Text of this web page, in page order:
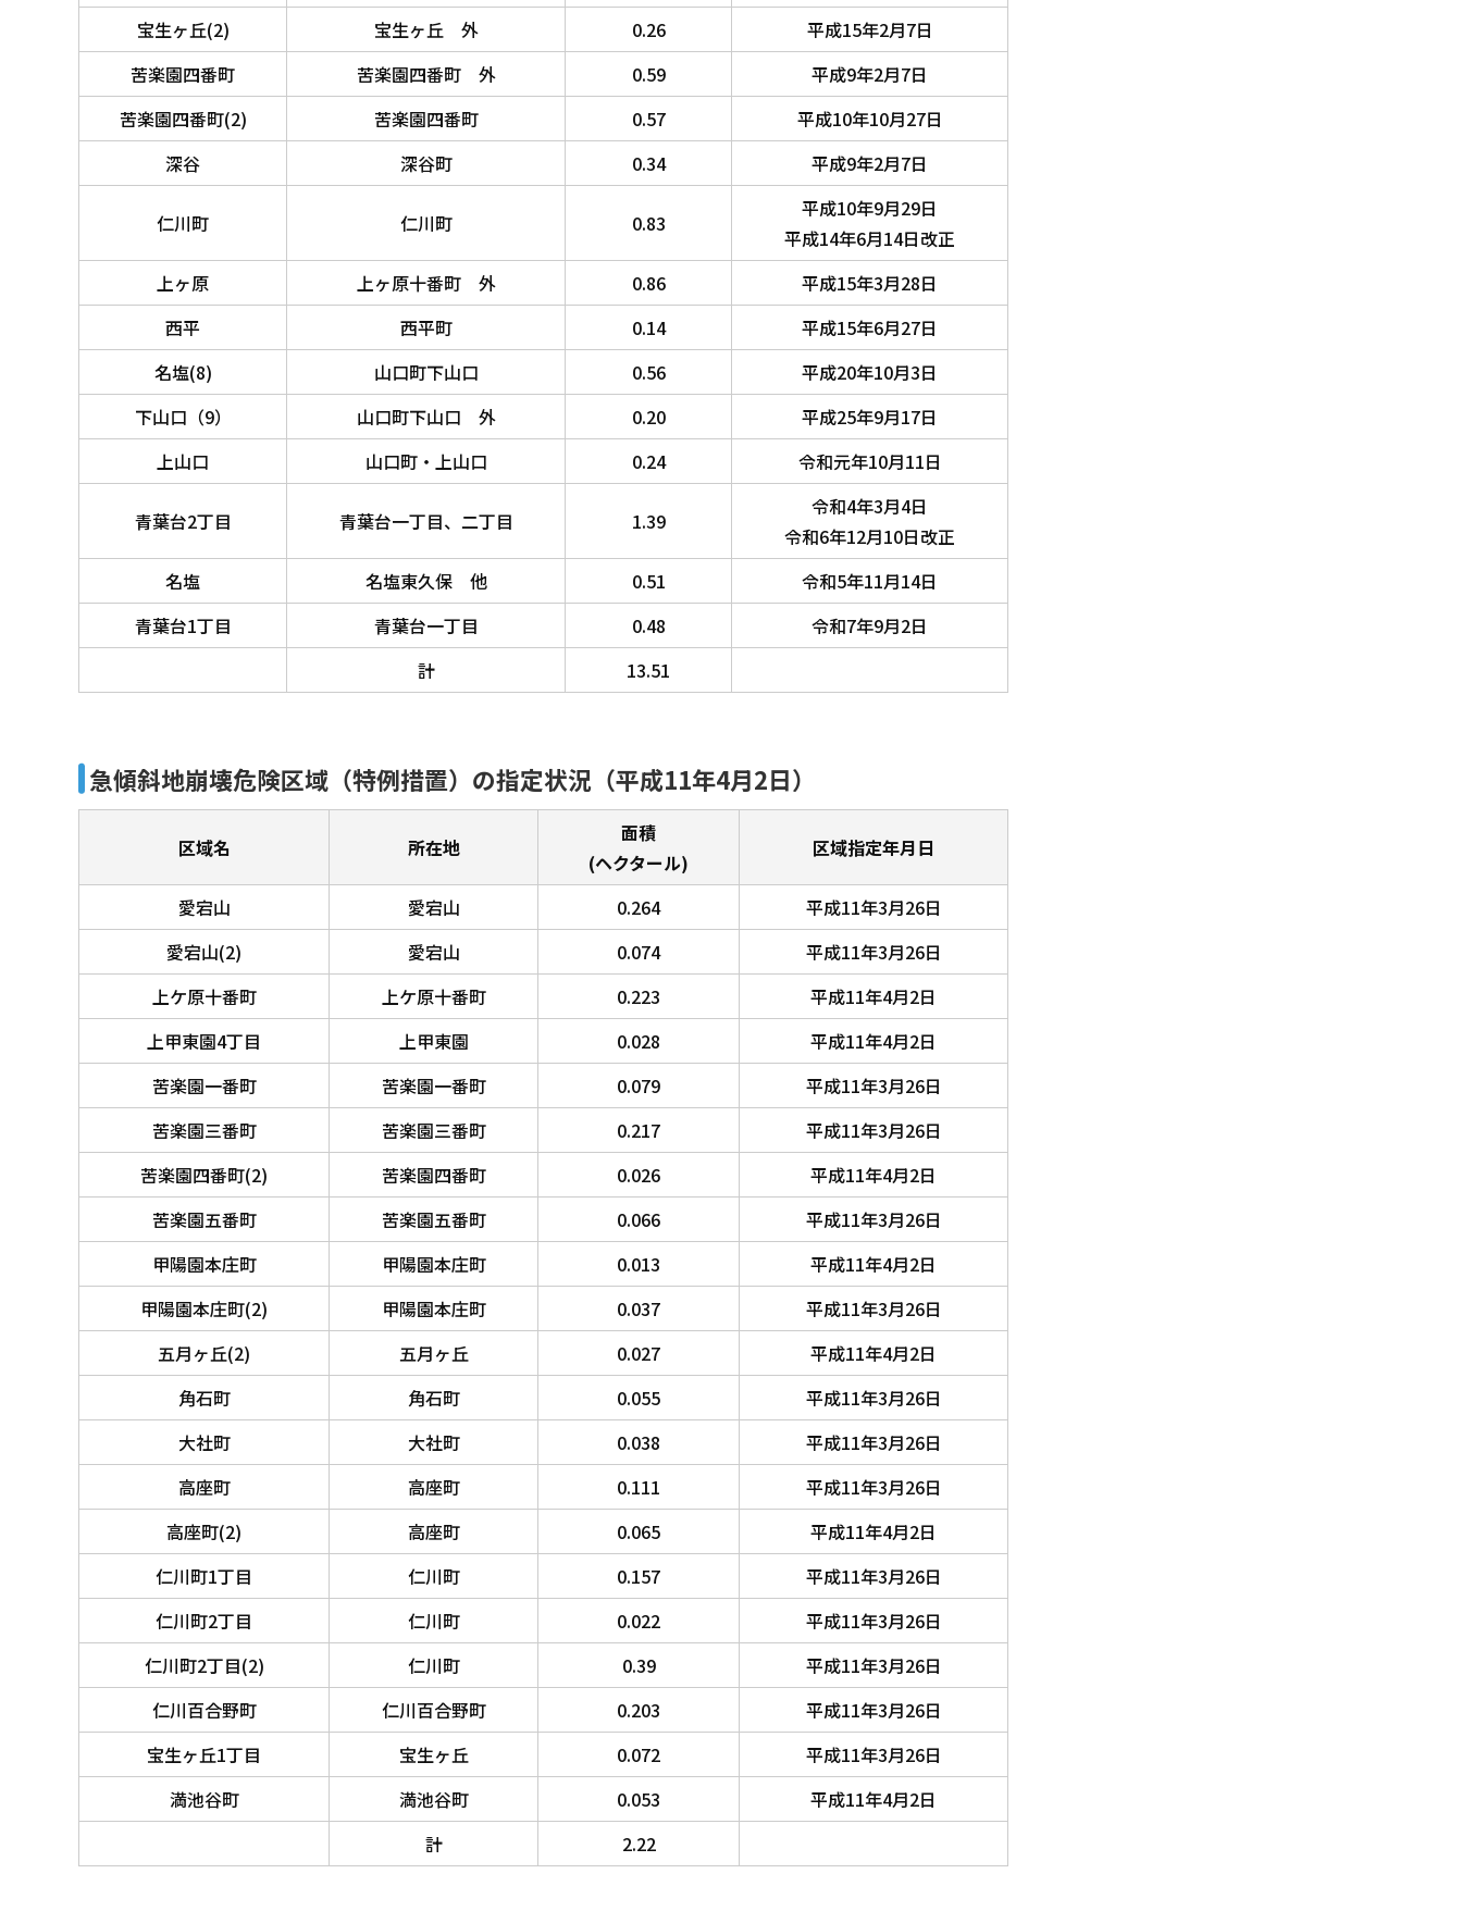
宝生ヶ丘(2)
宝生ヶ丘 外 0.26
平成15年2月7日
苦楽園四番町
苦楽園四番町 外 0.59
平成9年2月7日
苦楽園四番町(2)
苦楽園四番町 0.57
平成10年10月27日
深谷
深谷町 0.34 平成9年2月7日
仁川町 仁川町 0.83
平成10年9月29日
平成14年6月14日改正
上ヶ原
上ヶ原十番町 外 0.86
平成15年3月28日
西平
西平町 0.14
平成15年6月27日
名塩(8)
山口町下山口 0.56
平成20年10月3日
下山口（9）
山口町下山口 外 0.20
平成25年9月17日
上山口
山口町・上山口 0.24 令和元年10月11日
青葉台2丁目 青葉台一丁目、二丁目 1.39
令和4年3月4日
令和6年12月10日改正
名塩
名塩東久保 他 0.51
令和5年11月14日
青葉台1丁目
青葉台一丁目 0.48
令和7年9月2日
計
13.51
急傾斜地崩壊危険区域（特例措置）の指定状況（平成11年4月2日）
区域名 所在地
面積
(ヘクタール)
区域指定年月日
愛宕山 愛宕山 0.264
平成11年3月26日
愛宕山(2)
愛宕山 0.074
平成11年3月26日
上ケ原十番町
上ケ原十番町 0.223
平成11年4月2日
上甲東園4丁目
上甲東園 0.028
平成11年4月2日
苦楽園一番町
苦楽園一番町 0.079
平成11年3月26日
苦楽園三番町
苦楽園三番町 0.217
平成11年3月26日
苦楽園四番町(2)
苦楽園四番町 0.026
平成11年4月2日
苦楽園五番町
苦楽園五番町 0.066
平成11年3月26日
甲陽園本庄町
甲陽園本庄町 0.013
平成11年4月2日
甲陽園本庄町(2)
甲陽園本庄町 0.037
平成11年3月26日
五月ヶ丘(2)
五月ヶ丘 0.027
平成11年4月2日
角石町
角石町 0.055
平成11年3月26日
大社町
大社町 0.038
平成11年3月26日
高座町
高座町 0.111
平成11年3月26日
高座町(2)
高座町 0.065
平成11年4月2日
仁川町1丁目
仁川町 0.157
平成11年3月26日
仁川町2丁目
仁川町 0.022
平成11年3月26日
仁川町2丁目(2)
仁川町 0.39
平成11年3月26日
仁川百合野町
仁川百合野町 0.203
平成11年3月26日
宝生ヶ丘1丁目
宝生ヶ丘 0.072
平成11年3月26日
満池谷町
満池谷町 0.053
平成11年4月2日
計
2.22